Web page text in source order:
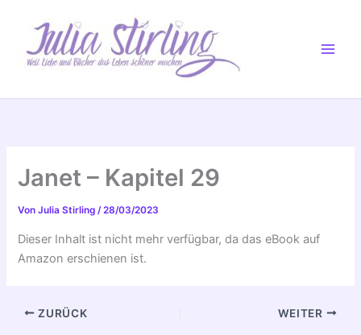
springen
Janet – Kapitel 29
VonJulia Stirling/28/03/2023
Dieser Inhalt ist nicht mehr verfügbar, da das eBook auf
Amazon erschienen ist.
ZURÜCK WEITER